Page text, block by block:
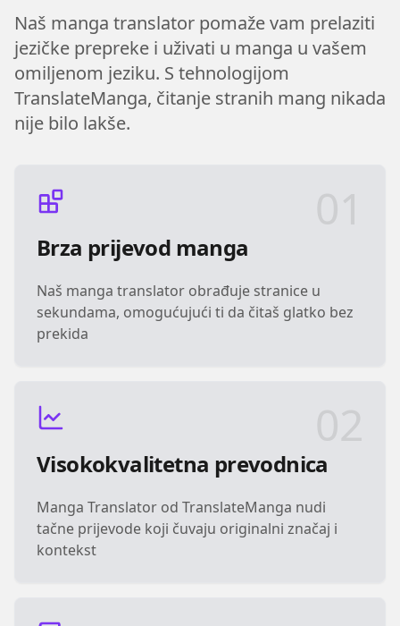
Naš manga translator pomaže vam prelaziti
jezičke prepreke i uživati u manga u vašem
omiljenom jeziku. S tehnologijom
TranslateManga, čitanje stranih mang nikada
nije bilo lakše.
Brza prijevod manga
Naš manga translator obrađuje stranice u
sekundama, omogućujući ti da čitaš glatko bez
prekida
Visokokvalitetna prevodnica
Manga Translator od TranslateManga nudi
tačne prijevode koji čuvaju originalni značaj i
kontekst